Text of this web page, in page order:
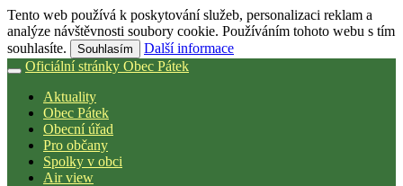
Tento web používá k poskytování služeb, personalizaci reklam a
analýze návštěvnosti soubory cookie. Používáním tohoto webu s tím
souhlasíte.
Souhlasím
Další informace
Oficiální stránky Obec Pátek
Aktuality
Obec Pátek
Obecní úřad
Pro občany
Spolky v obci
Air view